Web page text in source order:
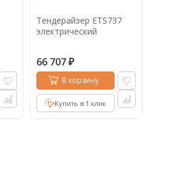
Тендерайзер ETS737
электрический
66 707 ₽
В корзину
Купить в 1 клик